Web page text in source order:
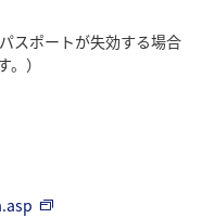
スポートが失効する場合
）